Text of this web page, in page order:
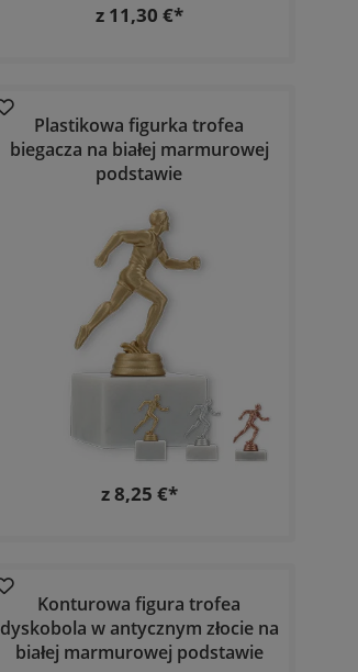
z 11,30 €*
Plastikowa figurka trofea
biegacza na białej marmurowej
podstawie
z 8,25 €*
Konturowa figura trofea
dyskobola w antycznym złocie na
białej marmurowej podstawie